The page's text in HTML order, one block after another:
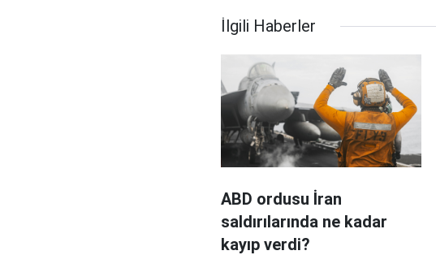
İlgili Haberler
ABD ordusu İran
saldırılarında ne kadar
kayıp verdi?